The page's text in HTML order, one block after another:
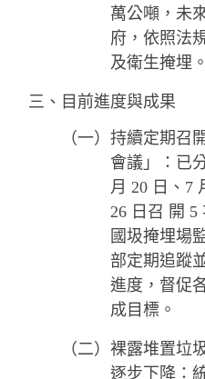
萬公噸，未
府，依照法
及衛生掩埋。
三、目前進度與成果
（一）持續定期召
會議」：已
月 20 日、7
26 日召 開 5
國圾掩埋場
部定期追蹤
進度，督促
成目標。
（二）裸露堆置垃
逐步下降：